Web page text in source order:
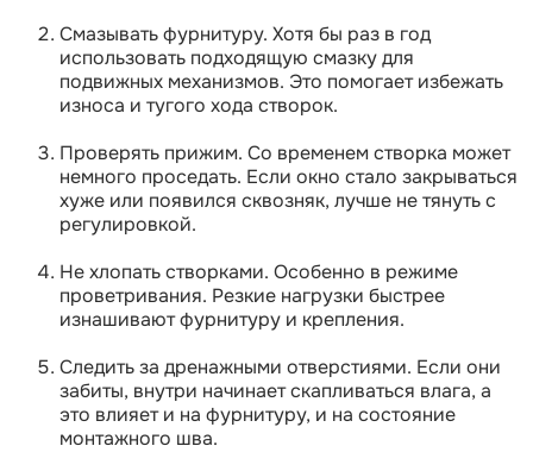
Смазывать фурнитуру. Хотя бы раз в год
использовать подходящую смазку для
подвижных механизмов. Это помогает избежать
износа и тугого хода створок.
Проверять прижим. Со временем створка может
немного проседать. Если окно стало закрываться
хуже или появился сквозняк, лучше не тянуть с
регулировкой.
Не хлопать створками. Особенно в режиме
проветривания. Резкие нагрузки быстрее
изнашивают фурнитуру и крепления.
Следить за дренажными отверстиями. Если они
забиты, внутри начинает скапливаться влага, а
это влияет и на фурнитуру, и на состояние
монтажного шва.